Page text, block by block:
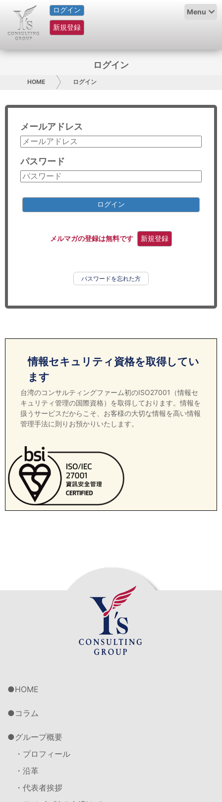
ログイン
新規登録
Menu
HOME
サービス紹介
グループ概要
採用情報
お問い合わせ
コンサルティング
リサーチ
ログイン
HOME ログイン
メールアドレス
パスワード
ログイン
メルマガの登録は無料です 新規登録
パスワードを忘れた方
情報セキュリティ資格を取得してい
ます
台湾のコンサルティングファーム初のISO27001（情報セ
キュリティ管理の国際資格）を取得しております。情報を
扱うサービスだからこそ、お客様の大切な情報を高い情報
管理手法に則りお預かりいたします。
HOME
コラム
グループ概要
・プロフィール
・沿革
・代表者挨拶